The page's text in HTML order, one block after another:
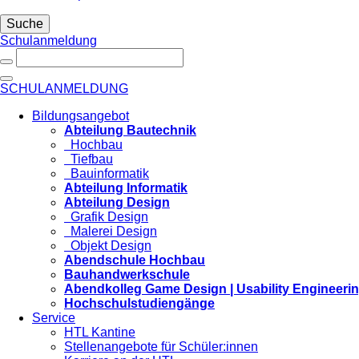
Suche
Schulanmeldung
SCHULANMELDUNG
Bildungsangebot
Abteilung Bautechnik
Hochbau
Tiefbau
Bauinformatik
Abteilung Informatik
Abteilung Design
Grafik Design
Malerei Design
Objekt Design
Abendschule Hochbau
Bauhandwerkschule
Abendkolleg Game Design | Usability
Hochschulstudiengänge
Service
HTL Kantine
Stellenangebote für Schüler:innen